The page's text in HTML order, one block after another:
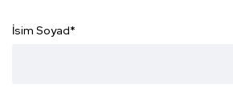
İsim Soyad*